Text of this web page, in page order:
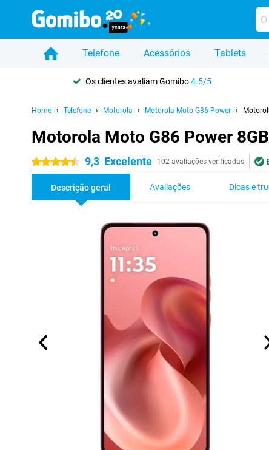
Telefone Acessórios Tablets
Os clientes avaliam Gomibo4.5/5
Home Telefone Motorola Motorola Moto G86 Power
Motorola Moto G86 Power
4.5 estrelas 9,3 Excelente 102 avaliações verificadas
Descrição geral Avaliações Dicas e